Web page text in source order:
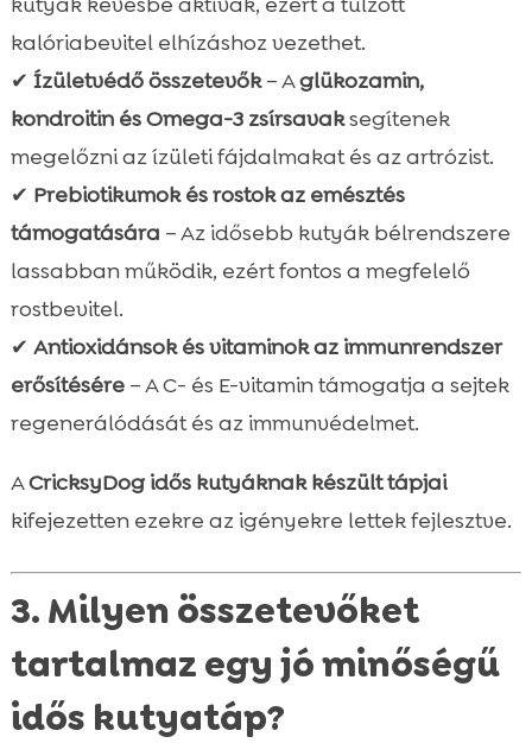
kalóriabevitel elhízáshoz vezethet.
✔ Ízületvédő összetevők– Aglükozamin,
kondroitin és Omega-3 zsírsavaksegítenek
megelőzni az ízületi fájdalmakat és az artrózist.
✔ Prebiotikumok és rostok az emésztés
támogatására – Az idősebb kutyák bélrendszere
lassabban működik, ezért fontos a megfelelő
rostbevitel.
✔ Antioxidánsok és vitaminok az immunrendszer
erősítésére– A C- és E-vitamin támogatja a sejtek
regenerálódását és az immunvédelmet.
ACricksyDog idős kutyáknak készült tápjai
kifejezetten ezekre az igényekre lettek fejlesztve.
3. Milyen összetevőket
tartalmaz egy jó minőségű
idős kutyatáp?